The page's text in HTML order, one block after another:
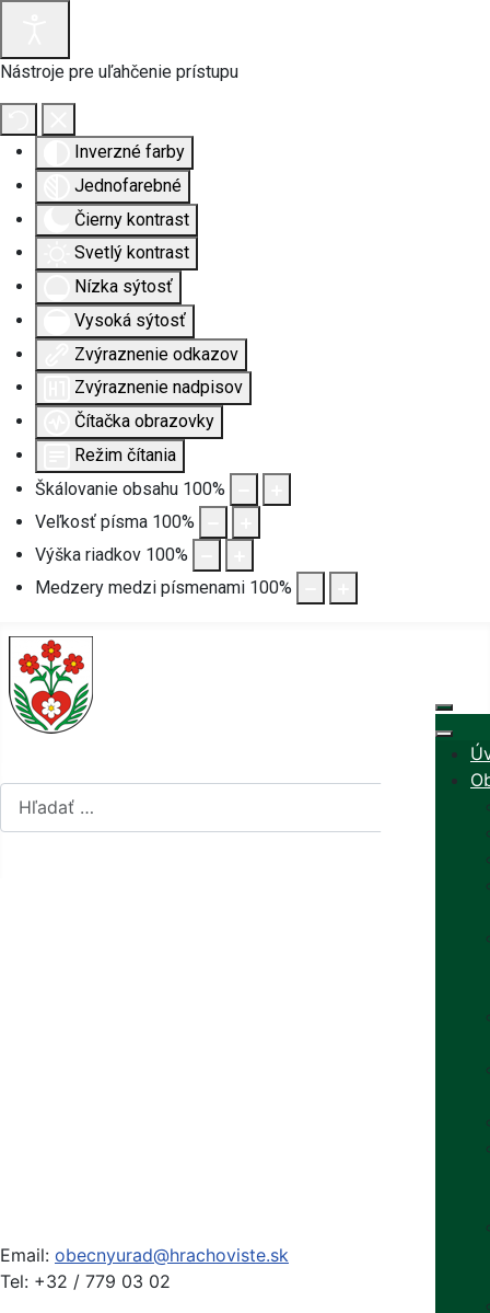
Nástroje pre uľahčenie prístupu
Inverzné farby
Jednofarebné
Čierny kontrast
Svetlý kontrast
Nízka sýtosť
Vysoká sýtosť
Zvýraznenie odkazov
Zvýraznenie nadpisov
Čítačka obrazovky
Režim čítania
Škálovanie obsahu 100%
Veľkosť písma 100%
Výška riadkov 100%
Medzery medzi písmenami 100%
Email: obecnyurad@hrachoviste.sk
Tel: +32 / 779 03 02